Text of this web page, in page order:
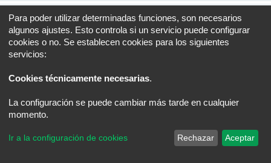
Índice general Todos los horarios son
Traducción al español por
Para poder utilizar determinadas funciones, son necesarios
algunos ajustes. Esto controla si un servicio puede configurar
cookies o no. Se establecen cookies para los siguientes
servicios:
Cookies técnicamente necesarias.
La configuración se puede cambiar más tarde en cualquier
momento.
Ir a la configuración de cookies Rechazar Aceptar